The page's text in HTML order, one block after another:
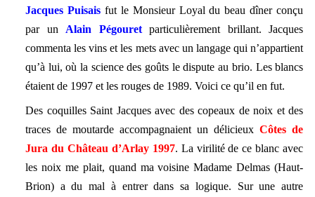
Jacques Puisais fut le Monsieur Loyal du beau dîner conçu
par un Alain Pégouretparticulièrement brillant. Jacques
commenta les vins et les mets avec un langage qui n’appartient
qu’à lui, où la science des goûts le dispute au brio. Les blancs
étaient de 1997 et les rouges de 1989. Voici ce qu’il en fut.
Des coquilles Saint Jacques avec des copeaux de noix et des
traces de moutarde accompagnaient un délicieuxCôtes de
Jura du Château d’Arlay 1997. La virilité de ce blanc avec
les noix me plait, quand ma voisine Madame Delmas (Haut-
Brion) a du mal à entrer dans sa logique. Sur une autre